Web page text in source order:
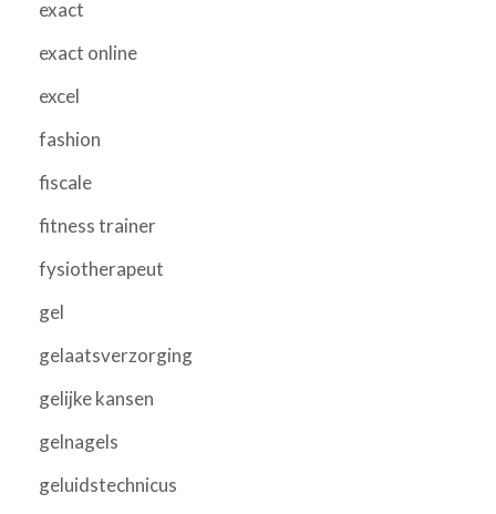
exact
exact online
excel
fashion
fiscale
fitness trainer
fysiotherapeut
gel
gelaatsverzorging
gelijke kansen
gelnagels
geluidstechnicus